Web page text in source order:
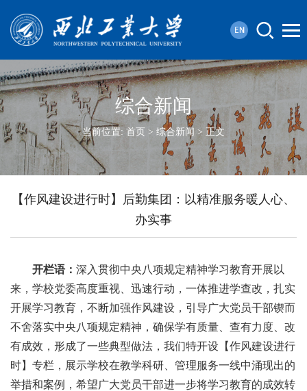
综合新闻
当前位置: 首页 > 综合新闻 > 正文
【作风建设进行时】后勤集团：以精准服务暖人心、
办实事
开栏语： 深入贯彻中央八项规定精神学习教育开展以
来，学校党委高度重视、迅速行动，一体推进学查改，扎实
开展学习教育，不断加强作风建设，引导广大党员干部锲而
不舍落实中央八项规定精神，确保学有质量、查有力度、改
有成效，形成了一些典型做法，我们特开设【作风建设进行
时】专栏，展示学校在教学科研、管理服务一线中涌现出的
举措和案例，希望广大党员干部进一步将学习教育的成效转